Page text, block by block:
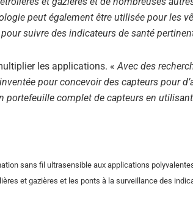
peut également être utilisée pour les
suivre des indicateurs de santé
les applications. « Avec des
pour concevoir des capteurs pour
complet de capteurs en
sans fil ultrasensible aux applications
et gazières et les ponts à la surveillance des